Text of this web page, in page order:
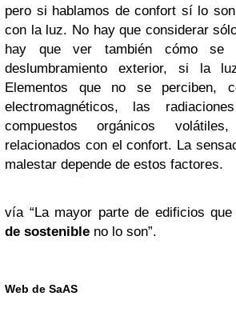
pero si hablamos de confort sí lo
con la luz. No hay que considerar
hay que ver también cómo se
deslumbramiento exterior, si la
Elementos que no se perciben,
electromagnéticos, las
compuestos orgánicos
relacionados con el confort. La
malestar depende de estos factores.
vía “La mayor parte de edificios
de sostenible no lo son”.
Web de SaAS